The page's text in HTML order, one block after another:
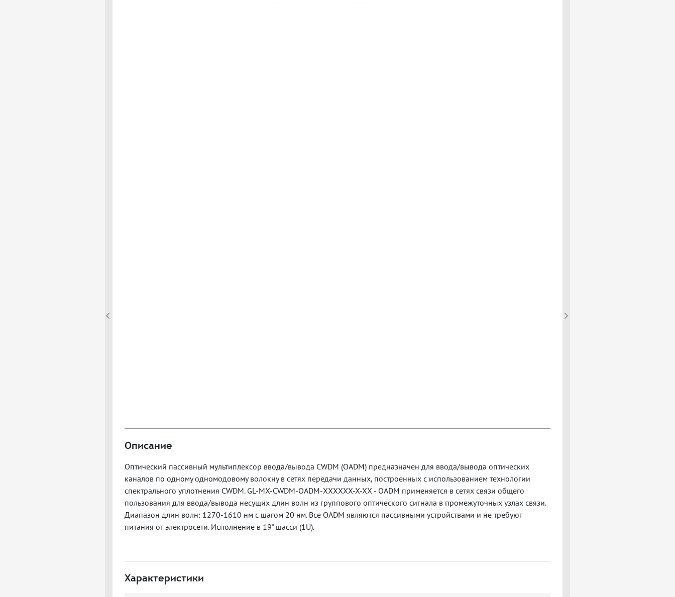
Описание
Оптический пассивный мультиплексор ввода/вывода СWDM (OADM) предназначен для ввода/вывода оптических
каналов по одному одномодовому волокну в сетях передачи данных, построенных с использованием технологии
спектрального уплотнения СWDM. GL-MX-CWDM-OADM-ХХХХХХ-Х-ХХ - OADM применяется в сетях связи общего
пользования для ввода/вывода несущих длин волн из группового оптического сигнала в промежуточных узлах связи.
Диапазон длин волн: 1270-1610 нм с шагом 20 нм. Все OADM являются пассивными устройствами и не требуют
питания от электросети. Исполнение в 19" шасси (1U).
Характеристики